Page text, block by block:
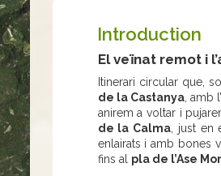
Introduction
El veïnat remot i
Itinerari circular que,
de la Castanya, amb l’
anirem a voltar i
de la Calma, just en
enlairats i amb bones
fins al pla de l’Ase